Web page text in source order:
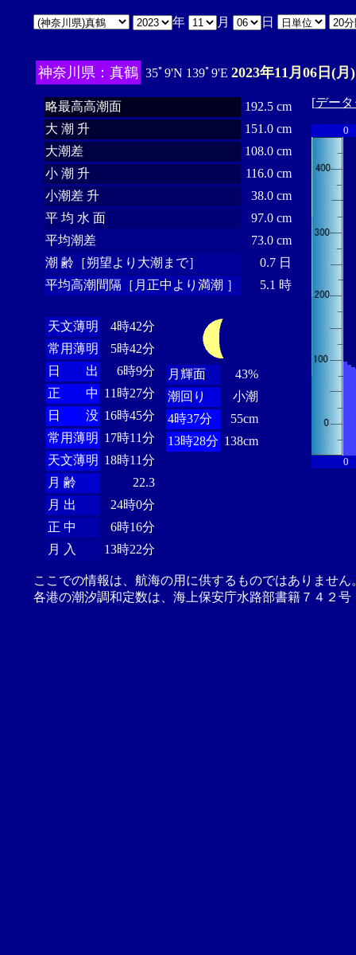
年 月 日
神奈川県：真鶴 35ﾟ9'N 139ﾟ9'E 2023年11月06日(月)
略最高高潮面
192.5 cm
大 潮 升
151.0 cm
大潮差
108.0 cm
小 潮 升
116.0 cm
小潮差 升
38.0 cm
平 均 水 面
97.0 cm
平均潮差
73.0 cm
潮 齢［朔望より大潮まで］
0.7 日
平均高潮間隔［月正中より満潮 ］
5.1 時
天文薄明
4時42分
常用薄明
5時42分
日 出
6時9分
正 中 11時27分
日 没 16時45分
常用薄明 17時11分
天文薄明 18時11分
月 齢
22.3
月 出
24時0分
正 中
6時16分
月 入
13時22分
月輝面
43%
潮回り
小潮
4時37分
55cm
13時28分 138cm
[デー
0
0
ここでの情報は、航海の用に供するものではありませ
各港の潮汐調和定数は、海上保安庁水路部書籍７４２